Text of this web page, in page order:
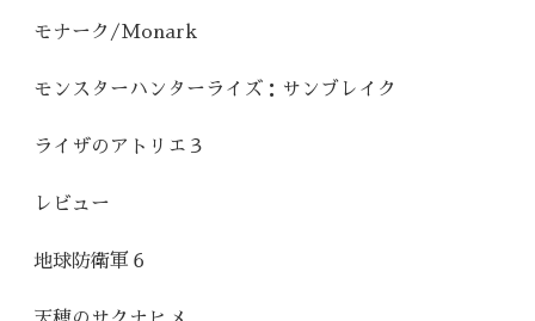
モナーク/Monark
モンスターハンターライズ：サンブレイク
ライザのアトリエ３
レビュー
地球防衛軍６